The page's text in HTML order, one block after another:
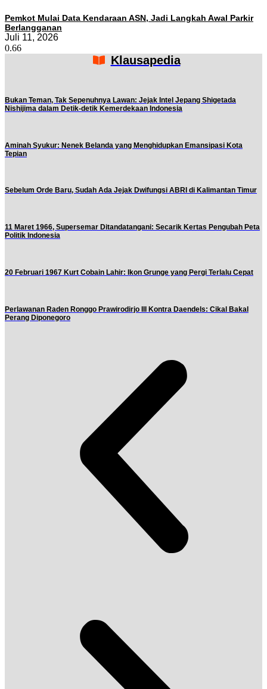
Pemkot Mulai Data Kendaraan ASN, Jadi Langkah Awal Parkir
Berlangganan
Juli 11, 2026
Klausapedia
Bukan Teman, Tak Sepenuhnya Lawan: Jejak Intel Jepang Shigetada
Nishijima dalam Detik-detik Kemerdekaan Indonesia
Aminah Syukur: Nenek Belanda yang Menghidupkan Emansipasi Kota
Tepian
Sebelum Orde Baru, Sudah Ada Jejak Dwifungsi ABRI di Kalimantan Timur
11 Maret 1966, Supersemar Ditandatangani: Secarik Kertas Pengubah Peta
Politik Indonesia
20 Februari 1967 Kurt Cobain Lahir: Ikon Grunge yang Pergi Terlalu Cepat
Perlawanan Raden Ronggo Prawirodirjo III Kontra Daendels: Cikal Bakal
Perang Diponegoro